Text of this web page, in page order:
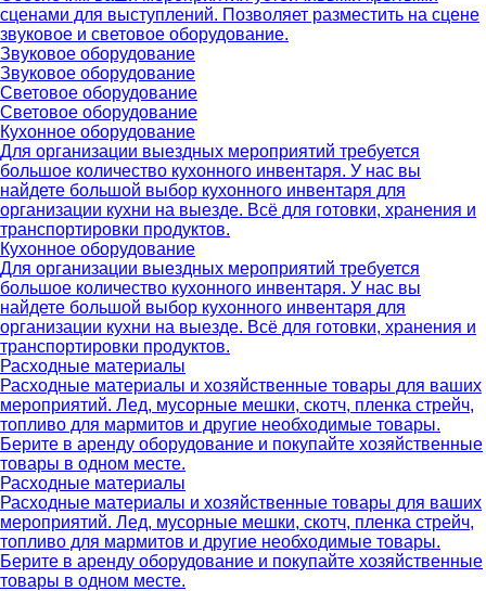
сценами для выступлений. Позволяет разместить на сцене
звуковое и световое оборудование.
Звуковое оборудование
Звуковое оборудование
Световое оборудование
Световое оборудование
Кухонное оборудование
Для организации выездных мероприятий требуется
большое количество кухонного инвентаря. У нас вы
найдете большой выбор кухонного инвентаря для
организации кухни на выезде. Всё для готовки, хранения и
транспортировки продуктов.
Кухонное оборудование
Для организации выездных мероприятий требуется
большое количество кухонного инвентаря. У нас вы
найдете большой выбор кухонного инвентаря для
организации кухни на выезде. Всё для готовки, хранения и
транспортировки продуктов.
Расходные материалы
Расходные материалы и хозяйственные товары для ваших
мероприятий. Лед, мусорные мешки, скотч, пленка стрейч,
топливо для мармитов и другие необходимые товары.
Берите в аренду оборудование и покупайте хозяйственные
товары в одном месте.
Расходные материалы
Расходные материалы и хозяйственные товары для ваших
мероприятий. Лед, мусорные мешки, скотч, пленка стрейч,
топливо для мармитов и другие необходимые товары.
Берите в аренду оборудование и покупайте хозяйственные
товары в одном месте.